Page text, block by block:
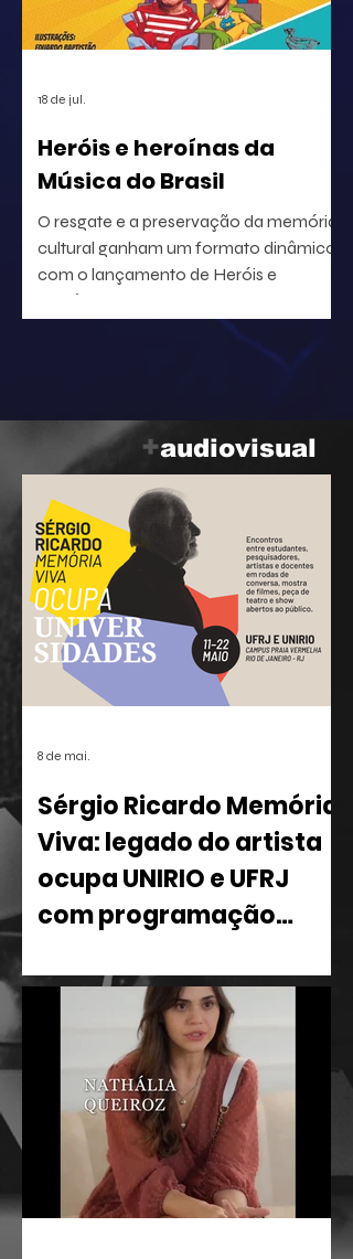
para a segurança jurídica de quem
utiliza o repertório.
Heróis e heroínas da
Música do Brasil
O resgate e a preservação da memória
cultural ganham um formato dinâmico
com o lançamento de Heróis e
heroínas da MPB. O projeto, idealizado
pelo radialista e produtor Geraldo Leite
— integrante do grupo Rumo, nome
Baptistão, propõe uma navegação
interativa pela história da música
popular brasileira.
18 de jul.
+audiovisual
Sérgio Ricardo Memória
Viva: legado do artista
ocupa UNIRIO e UFRJ
com programação
Janeiro recebe o projeto Sérgio
Ricardo Memória Viva Ocupa
Universidades, uma iniciativa que leva o
vasto acervo e a filosofia de um dos
maiores intelectuais da cultura brasileira
para o centro do debate acadêmico.
8 de mai.